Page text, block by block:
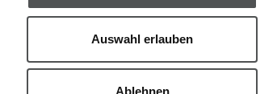
Auswahl erlauben
Ablehnen
AGB